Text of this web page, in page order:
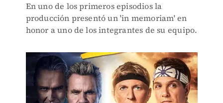
En uno de los primeros episodios la
producción presentó un 'in memoriam' en
honor a uno de los integrantes de su equipo.